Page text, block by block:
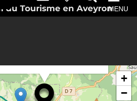
du Tourisme en AveyronMENU
×
+
−